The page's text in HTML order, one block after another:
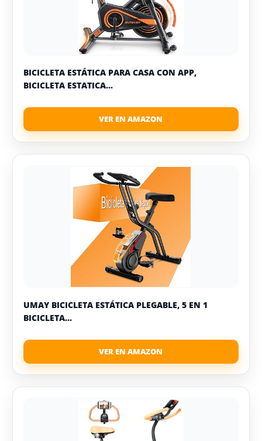
BICICLETA ESTÁTICA PARA CASA CON APP,
BICICLETA ESTATICA...
UMAY BICICLETA ESTÁTICA PLEGABLE, 5 EN 1
BICICLETA...